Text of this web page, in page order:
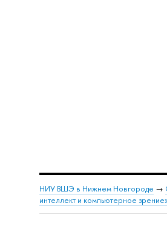
НИУ ВШЭ в Нижнем Новгороде →
интеллект и компьютерное